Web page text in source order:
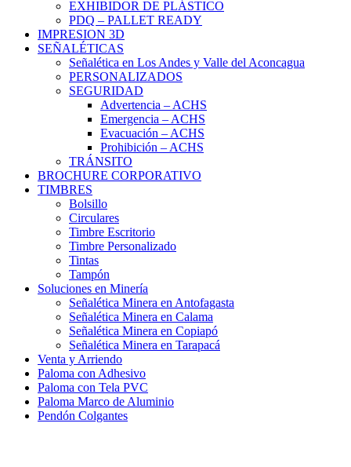
EXHIBIDOR DE PLÁSTICO
PDQ – PALLET READY
IMPRESION 3D
SEÑALÉTICAS
Señalética en Los Andes y Valle del Aconcagua
PERSONALIZADOS
SEGURIDAD
Advertencia – ACHS
Emergencia – ACHS
Evacuación – ACHS
Prohibición – ACHS
TRÁNSITO
BROCHURE CORPORATIVO
TIMBRES
Bolsillo
Circulares
Timbre Escritorio
Timbre Personalizado
Tintas
Tampón
Soluciones en Minería
Señalética Minera en Antofagasta
Señalética Minera en Calama
Señalética Minera en Copiapó
Señalética Minera en Tarapacá
Venta y Arriendo
Paloma con Adhesivo
Paloma con Tela PVC
Paloma Marco de Aluminio
Pendón Colgantes